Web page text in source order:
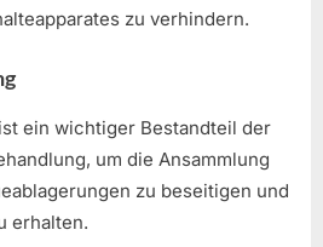
zu verhindern.
ein wichtiger Bestandteil der
um die Ansammlung
zu beseitigen und
erhalten.